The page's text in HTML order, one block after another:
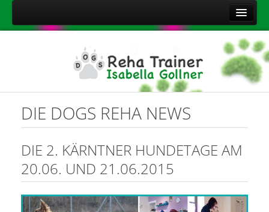
Kontakt
Impressum
Datenschutzerklärung
Onlineshop Nahrungsergänzungsmittel
DIE DOGS REHA NEWS
DIE 2. KÄRNTNER HUNDETAGE AM
20.06. UND 21.06.2015